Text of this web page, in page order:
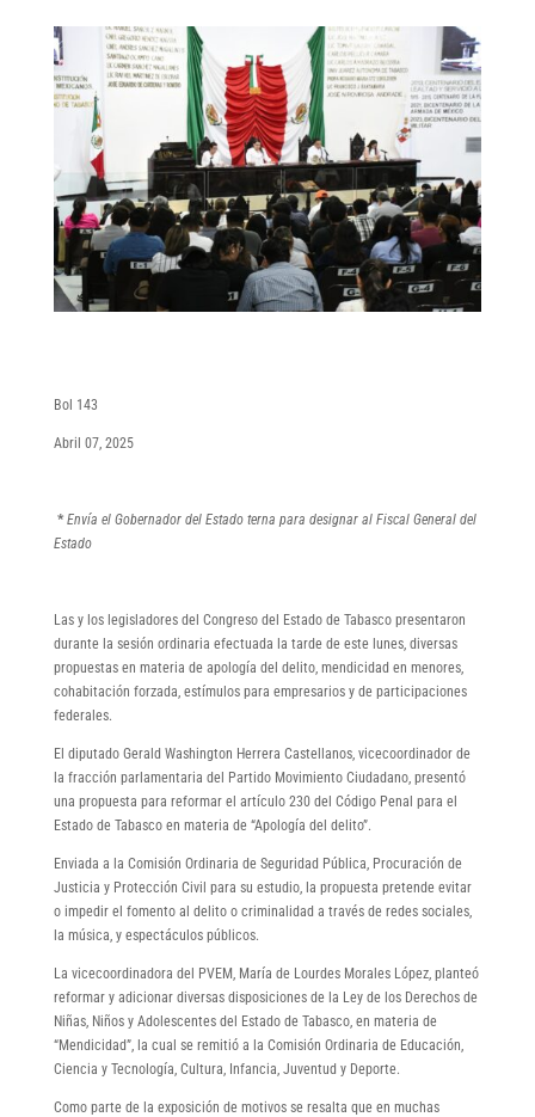
Bol 143
Abril 07, 2025
* Envía el Gobernador del Estado terna para designar al Fiscal General del
Estado
Las y los legisladores del Congreso del Estado de Tabasco presentaron
durante la sesión ordinaria efectuada la tarde de este lunes, diversas
propuestas en materia de apología del delito, mendicidad en menores,
cohabitación forzada, estímulos para empresarios y de participaciones
federales.
El diputado Gerald Washington Herrera Castellanos, vicecoordinador de
la fracción parlamentaria del Partido Movimiento Ciudadano, presentó
una propuesta para reformar el artículo 230 del Código Penal para el
Estado de Tabasco en materia de “Apología del delito”.
Enviada a la Comisión Ordinaria de Seguridad Pública, Procuración de
Justicia y Protección Civil para su estudio, la propuesta pretende evitar
o impedir el fomento al delito o criminalidad a través de redes sociales,
la música, y espectáculos públicos.
La vicecoordinadora del PVEM, María de Lourdes Morales López, planteó
reformar y adicionar diversas disposiciones de la Ley de los Derechos de
Niñas, Niños y Adolescentes del Estado de Tabasco, en materia de
“Mendicidad”, la cual se remitió a la Comisión Ordinaria de Educación,
Ciencia y Tecnología, Cultura, Infancia, Juventud y Deporte.
Como parte de la exposición de motivos se resalta que en muchas